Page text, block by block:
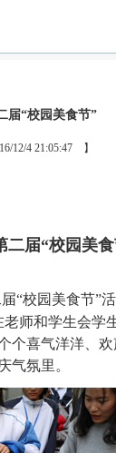
届“校园美食节”
12/4 21:05:47 】
二届“校园美
“校园美食节”
师和学生会学
个喜气洋洋、欢
气氛里。